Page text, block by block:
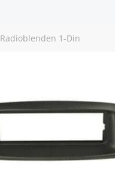
Radioblenden 1-Din